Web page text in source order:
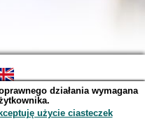
(2026-07-21)
0,0039 s.
działania wymagana
użycie ciasteczek